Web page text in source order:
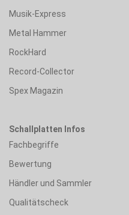
Musik-Express
Metal Hammer
RockHard
Record-Collector
Spex Magazin
Schallplatten Infos
Fachbegriffe
Bewertung
Händler und Sammler
Qualitätscheck